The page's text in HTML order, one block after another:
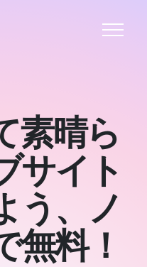
素晴ら
サイト
う、ノ
無料！